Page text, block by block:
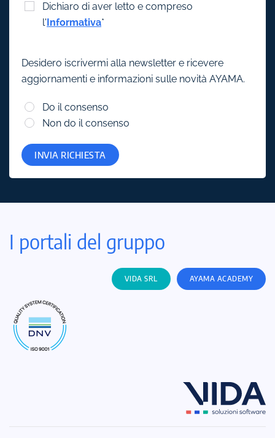
Dichiaro di aver letto e compreso
l'Informativa*
Desidero iscrivermi alla newsletter e ricevere
aggiornamenti e informazioni sulle novità AYAMA.
Do il consenso
Non do il consenso
INVIA RICHIESTA
I portali del gruppo
VIDA SRL AYAMA ACADEMY